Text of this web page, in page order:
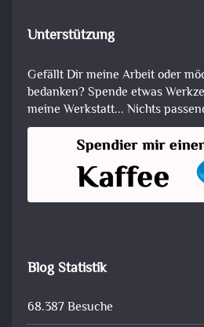
Unterstützung
Gefällt Dir meine Arbeit oder
bedanken? Spende etwas
meine Werkstatt... Nichts
Blog Statistik
68.387 Besuche